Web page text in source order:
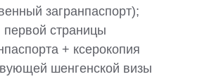
загранпаспорт);
первой страницы
+ ксерокопия
шенгенской визы